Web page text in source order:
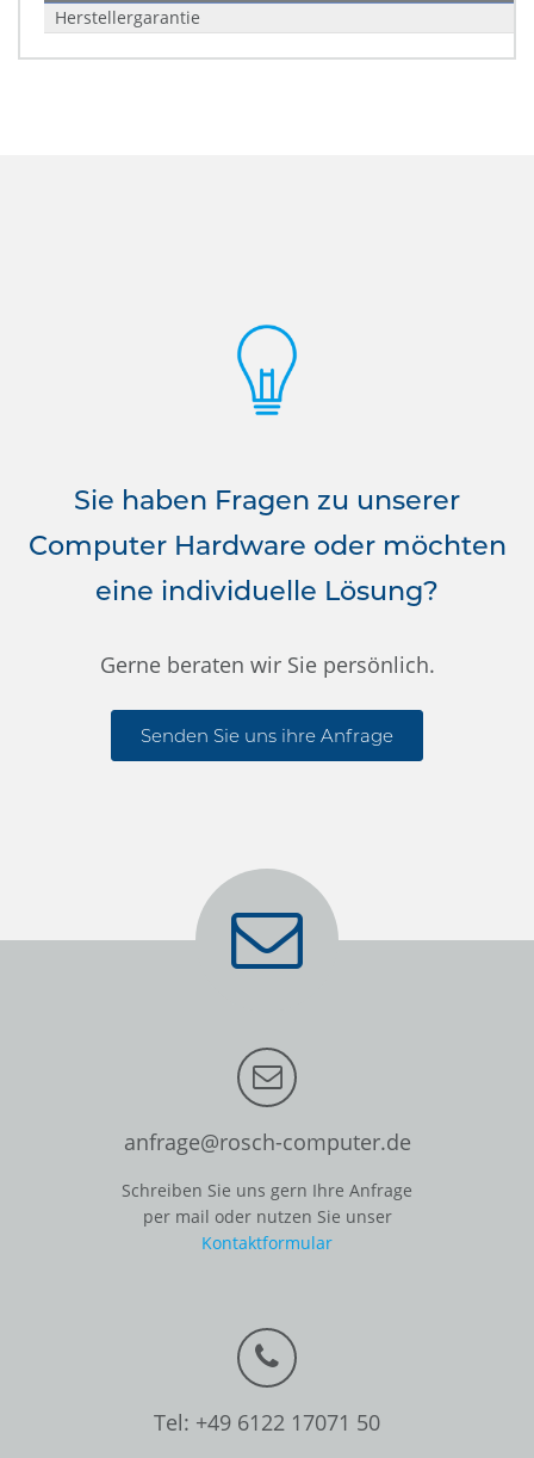
Herstellergarantie
Sie haben Fragen zu unserer
Computer Hardware oder möchten
eine individuelle Lösung?
Gerne beraten wir Sie persönlich.
Senden Sie uns ihre Anfrage
anfrage@rosch-computer.de
Schreiben Sie uns gern Ihre Anfrage
per mail oder nutzen Sie unser
Kontaktformular
Tel: +49 6122 17071 50